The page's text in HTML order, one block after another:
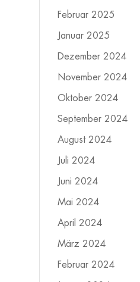
Februar 2025
Januar 2025
Dezember 2024
November 2024
Oktober 2024
September 2024
August 2024
Juli 2024
Juni 2024
Mai 2024
April 2024
März 2024
Februar 2024